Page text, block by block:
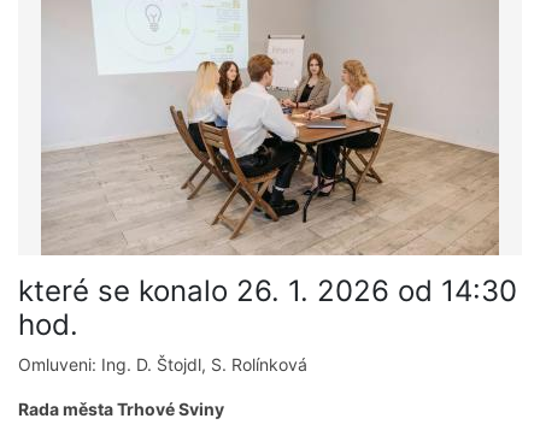
které se konalo 26. 1. 2026 od 14:30
hod.
Omluveni: Ing. D. Štojdl, S. Rolínková
Rada města Trhové Sviny